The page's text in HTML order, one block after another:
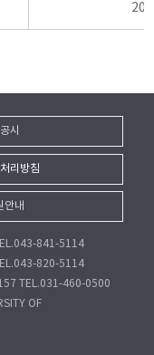
시
리방침
안내
841-5114
820-5114
TEL.031-460-0500
OF